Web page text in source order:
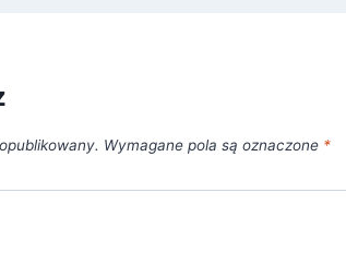
Wymagane pola są oznaczone *